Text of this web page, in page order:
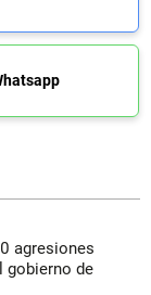
agresiones
gobierno de